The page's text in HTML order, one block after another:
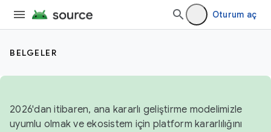
Oturum aç
BELGELER
2026'dan itibaren, ana kararlı geliştirme modelimizle
uyumlu olmak ve ekosistem için platform kararlılığını